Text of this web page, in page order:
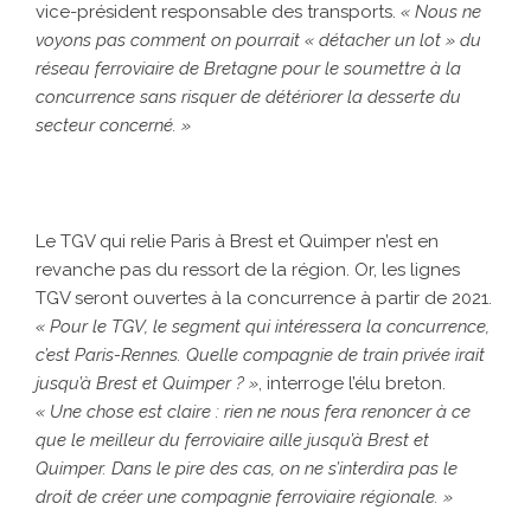
vice-président responsable des transports. « Nous ne
voyons pas comment on pourrait « détacher un lot » du
réseau ferroviaire de Bretagne pour le soumettre à la
concurrence sans risquer de détériorer la desserte du
secteur concerné. »
Le TGV qui relie Paris à Brest et Quimper n’est en
revanche pas du ressort de la région. Or, les lignes
TGV seront ouvertes à la concurrence à partir de 2021.
« Pour le TGV, le segment qui intéressera la concurrence,
c’est Paris-Rennes. Quelle compagnie de train privée irait
jusqu’à Brest et Quimper ? », interroge l’élu breton.
« Une chose est claire : rien ne nous fera renoncer à ce
que le meilleur du ferroviaire aille jusqu’à Brest et
Quimper. Dans le pire des cas, on ne s’interdira pas le
droit de créer une compagnie ferroviaire régionale. »